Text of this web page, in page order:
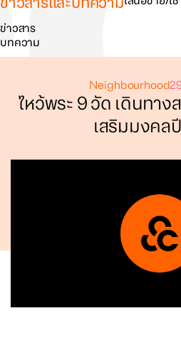
ค้นหา
ข่าวสาร
บทความ
Neighbourhood
ไหว้พระ 9 วัด เดินทา
เสริมมงคล